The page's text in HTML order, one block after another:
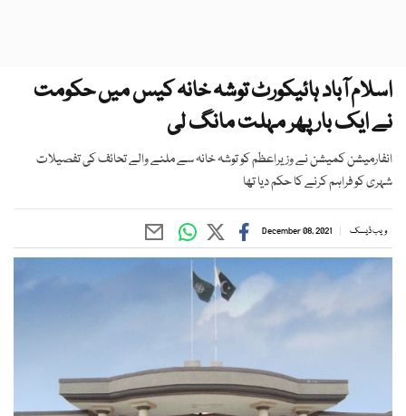
اسلام آباد ہائیکورٹ توشہ خانہ کیس میں حکومت
نے ایک بار پھر مہلت مانگ لی
انفارمیشن کمیشن نے وزیراعظم کو توشہ خانہ سے ملنے والے تحائف کی تفصیلات
شہری کو فراہم کرنے کا حکم دیا تھا
ویب ڈیسک December 08, 2021